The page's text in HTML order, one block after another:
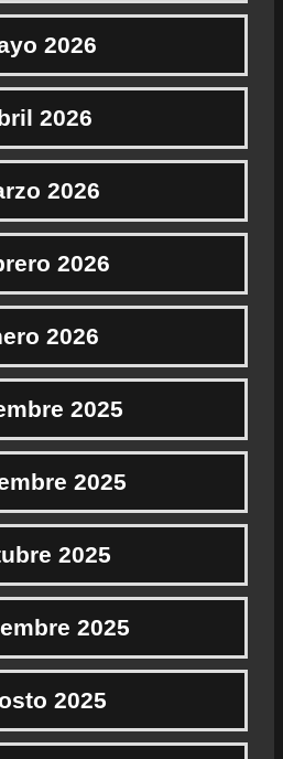
2026
2026
2026
2026
2026
2025
2025
2025
2025
2025